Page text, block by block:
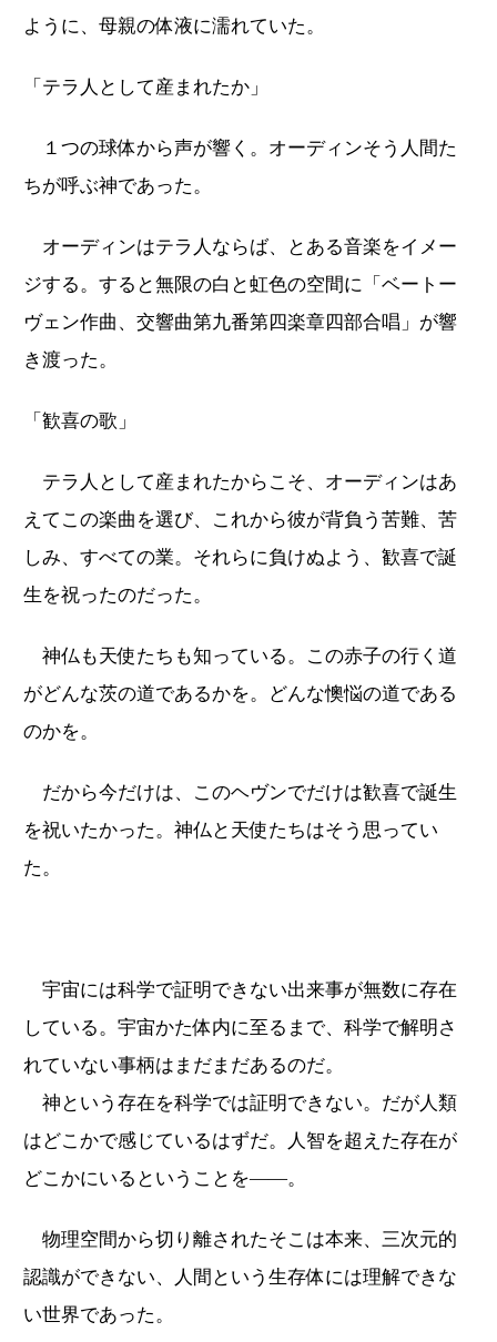
ように、母親の体液に濡れていた。
「テラ人として産まれたか」
１つの球体から声が響く。オーディンそう人間た
ちが呼ぶ神であった。
オーディンはテラ人ならば、とある音楽をイメー
ジする。すると無限の白と虹色の空間に「ベートー
ヴェン作曲、交響曲第九番第四楽章四部合唱」が響
き渡った。
「歓喜の歌」
テラ人として産まれたからこそ、オーディンはあ
えてこの楽曲を選び、これから彼が背負う苦難、苦
しみ、すべての業。それらに負けぬよう、歓喜で誕
生を祝ったのだった。
神仏も天使たちも知っている。この赤子の行く道
がどんな茨の道であるかを。どんな懊悩の道である
のかを。
だから今だけは、このヘヴンでだけは歓喜で誕生
を祝いたかった。神仏と天使たちはそう思ってい
た。
宇宙には科学で証明できない出来事が無数に存在
している。宇宙かた体内に至るまで、科学で解明さ
れていない事柄はまだまだあるのだ。
神という存在を科学では証明できない。だが人類
はどこかで感じているはずだ。人智を超えた存在が
どこかにいるということを――。
物理空間から切り離されたそこは本来、三次元的
認識ができない、人間という生存体には理解できな
い世界であった。